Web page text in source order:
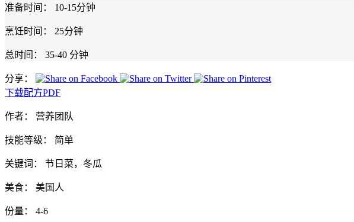
准备时间： 10-15分钟
烹饪时间： 25分钟
总时间： 35-40 分钟
分享：
下载配方PDF
作者： 营养团队
技能等级： 简单
关键词： 节日菜，冬瓜
美食： 美国人
份量： 4-6